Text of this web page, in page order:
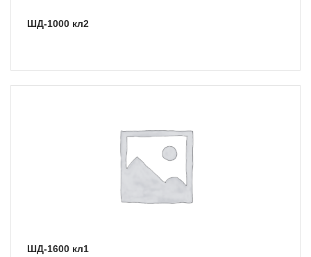
ШД-1000 кл2
ШД-1600 кл1